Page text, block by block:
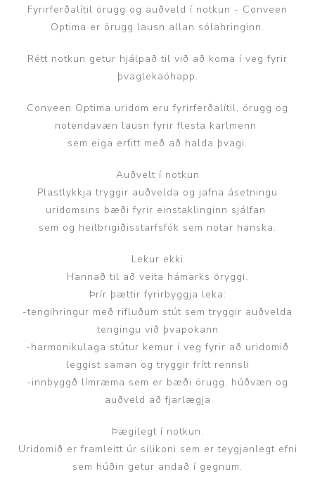
Fyrirferðalítil örugg og auðveld í notkun - Conveen
Optima er örugg lausn allan sólahringinn.
Rétt notkun getur hjálpað til við að koma í veg fyrir
þvaglekaóhapp.
Conveen Optima uridom eru fyrirferðalítil, örugg og
notendavæn lausn fyrir flesta karlmenn
sem eiga erfitt með að halda þvagi.
Auðvelt í notkun
Plastlykkja tryggir auðvelda og jafna ásetningu
uridomsins bæði fyrir einstaklinginn sjálfan
sem og heilbrigiðisstarfsfók sem notar hanska.
Lekur ekki
Hannað til að veita hámarks öryggi.
Þrír þættir fyrirbyggja leka:
-tengihringur með rifluðum stút sem tryggir auðvelda
tengingu við þvapokann
-harmonikulaga stútur kemur í veg fyrir að uridomið
leggist saman og tryggir frítt rennsli
-innbyggð límræma sem er bæði örugg, húðvæn og
auðveld að fjarlægja
Þægilegt í notkun.
Uridomið er framleitt úr sílikoni sem er teygjanlegt efni
sem húðin getur andað í gegnum.